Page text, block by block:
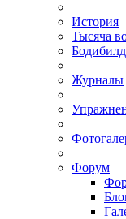
История
Тысяча
Журналы
Форум